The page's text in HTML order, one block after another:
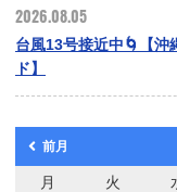
2026.08.05
台風13号接近中🌀【
ド】
前月
月 火